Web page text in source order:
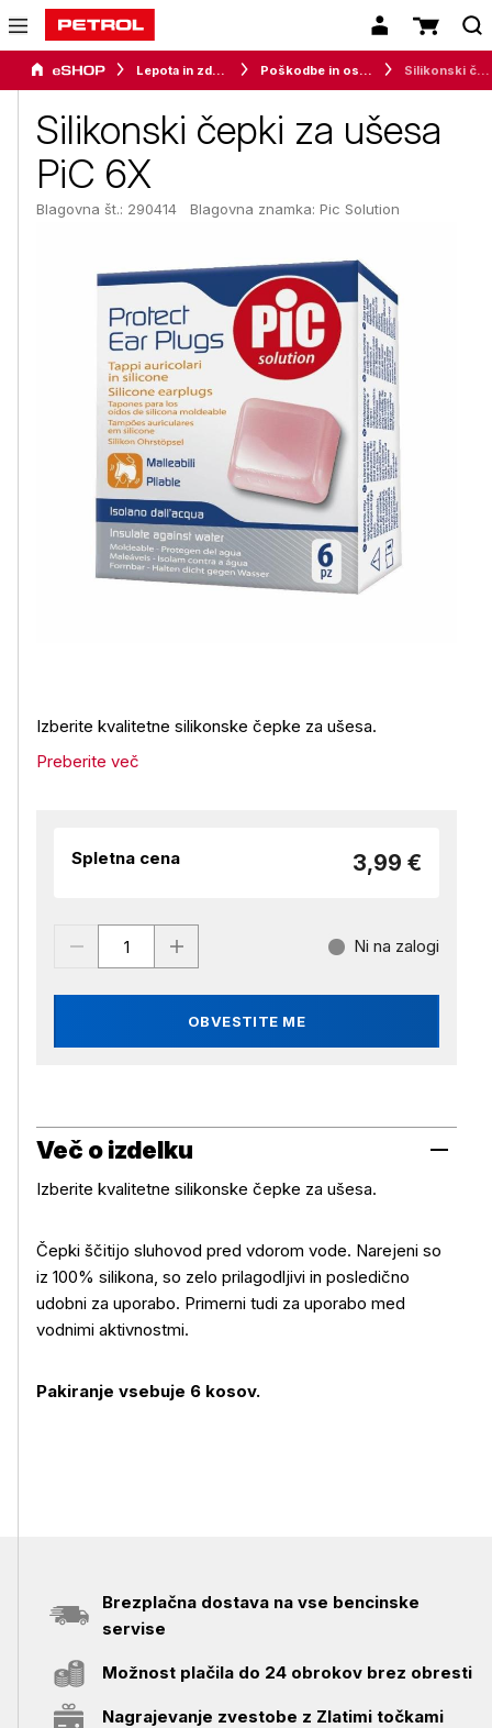
Lepota in zdravje Poškodbe in oskrba
Silikonski čepki za ušesa
PiC 6X
Blagovna št.: 290414 Blagovna znamka: Pic Solution
Izberite kvalitetne silikonske čepke za ušesa.
Preberite več
Spletna cena 3,99 €
OBVESTITE ME
Ni na zalogi
Več o izdelku
Več o izdelku
Izberite kvalitetne silikonske čepke za ušesa.
Čepki ščitijo sluhovod pred vdorom vode. Narejeni so
iz 100% silikona, so zelo prilagodljivi in posledično
udobni za uporabo. Primerni tudi za uporabo med
vodnimi aktivnostmi.
Pakiranje vsebuje 6 kosov.
Brezplačna dostava na vse bencinske
servise
Možnost plačila do 24 obrokov brez obresti
Nagrajevanje zvestobe z Zlatimi točkami